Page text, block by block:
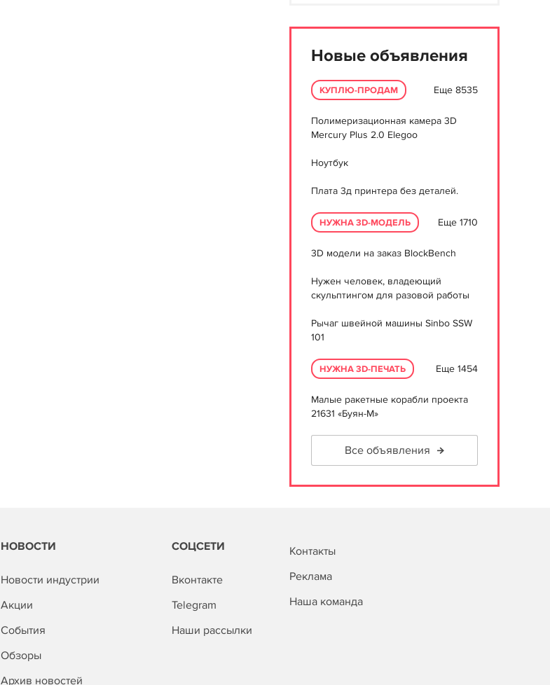
Новые объявления
КУПЛЮ-ПРОДАМ Еще 8535
Полимеризационная камера 3D
Mercury Plus 2.0 Elegoo
Ноутбук
Плата 3д принтера без деталей.
НУЖНА 3D-МОДЕЛЬ Еще 1710
3D модели на заказ BlockBench
Нужен человек, владеющий
скульптингом для разовой работы
Рычаг швейной машины Sinbo SSW
101
НУЖНА 3D-ПЕЧАТЬ Еще 1454
Малые ракетные корабли проекта
21631 «Буян-М»
Все объявления
НОВОСТИ
Новости индустрии
Акции
События
Обзоры
Архив новостей
СОЦСЕТИ
Вконтакте
Telegram
Наши рассылки
Контакты
Реклама
Наша команда